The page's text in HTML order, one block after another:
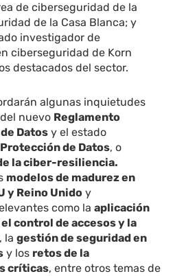
de ciberseguridad de la
de la Casa Blanca; y
investigador de
ciberseguridad de Korn
destacados del sector.
algunas inquietudes
nuevo Reglamento
Datos y el estado
de Datos, o
la ciber-resiliencia.
modelos de madurez en
y Reino Unido y
como laaplicación
control de accesos y la
, lagestión de seguridad en
y los retos de la
críticas, entre otros temas de